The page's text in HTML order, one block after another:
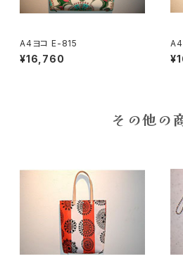
A4ヨコ E-815
¥16,760
その他の